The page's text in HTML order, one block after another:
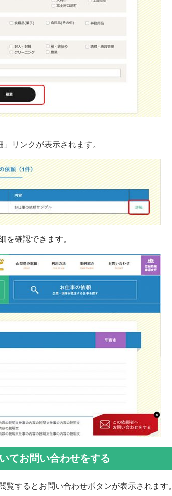
リンクが表示されます。
確認できます。
てお問い合わせをする
するとお問い合わせボタンが表示されます。